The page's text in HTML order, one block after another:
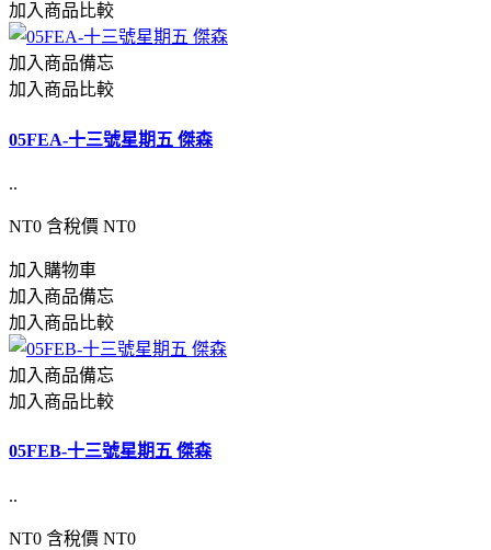
加入商品比較
加入商品備忘
加入商品比較
05FEA-十三號星期五 傑森
..
NT0 含稅價 NT0
加入購物車
加入商品備忘
加入商品比較
加入商品備忘
加入商品比較
05FEB-十三號星期五 傑森
..
NT0 含稅價 NT0